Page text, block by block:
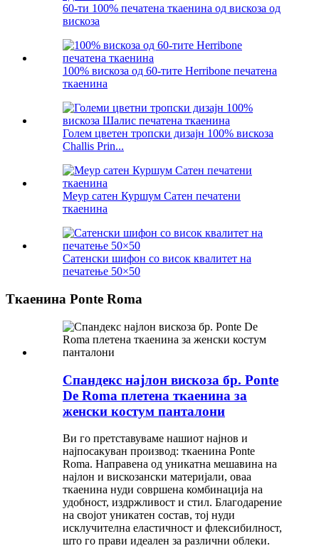
60-ти 100% печатена ткаенина од вискоза од
вискоза
100% вискоза од 60-тите Herribone печатена
ткаенина
Голем цветен тропски дизајн 100% вискоза
Challis Prin...
Меур сатен Куршум Сатен печатени
ткаенина
Сатенски шифон со висок квалитет на
печатење 50×50
Ткаенина Ponte Roma
Спандекс најлон вискоза бр. Ponte
De Roma плетена ткаенина за
женски костум панталони
Ви го претставуваме нашиот најнов и
најпосакуван производ: ткаенина Ponte
Roma. Направена од уникатна мешавина на
најлон и вискозански материјали, оваа
ткаенина нуди совршена комбинација на
удобност, издржливост и стил. Благодарение
на својот уникатен состав, тој нуди
исклучителна еластичност и флексибилност,
што го прави идеален за различни облеки.